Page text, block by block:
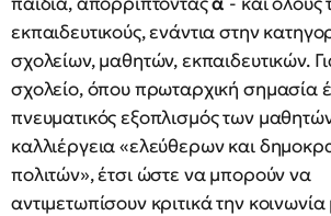
εκπαιδευτικούς, ενάντια στην
σχολείων, μαθητών, εκπαιδευτικών.
σχολείο, όπου πρωταρχική σημασία
πνευματικός εξοπλισμός των
καλλιέργεια «ελεύθερων και
πολιτών», έτσι ώστε να μπορούν να
αντιμετωπίσουν κριτικά την κοινωνία